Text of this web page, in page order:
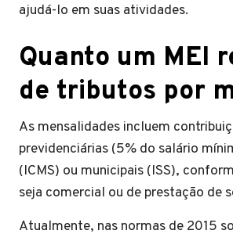
ajudá-lo em suas atividades.
Quanto um MEI
de tributos por
As mensalidades incluem
previdenciárias (5% do salário
(ICMS) ou municipais (ISS),
seja comercial ou de prestação de
Atualmente, nas normas de 2015